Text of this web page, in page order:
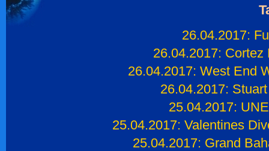
26.04.2017:
26.04.2017:
26.04.2017: West End
26.04.2017:
25.04.2017:
25.04.2017: Valentines
25.04.2017: Grand